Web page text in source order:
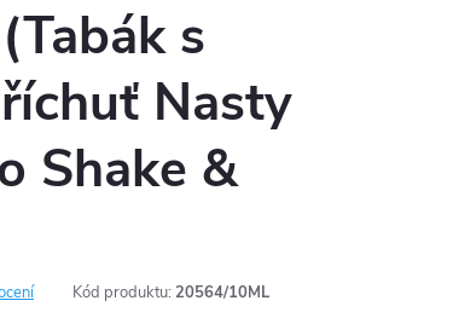
s
Nasty
Shake &
Kód produktu: 20564/10ML